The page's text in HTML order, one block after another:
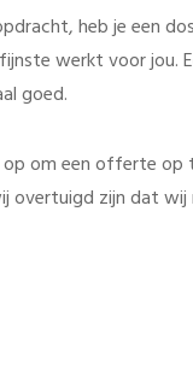
heb je een
werkt voor jou.
goed.
om een offerte op
zijn dat wij